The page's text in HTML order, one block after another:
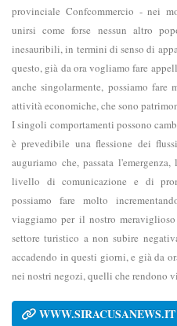
provinciale Confcommercio - nei
unirsi come forse nessun altro
inesauribili, in termini di senso di
questo, già da ora vogliamo fare
anche singolarmente, possiamo
attività economiche, che sono
I singoli comportamenti possono
è prevedibile una flessione dei
auguriamo che, passata
livello di comunicazione e di
possiamo fare molto
viaggiamo per il nostro
settore turistico a non subire
accadendo in questi giorni, e già da
nei nostri negozi, quelli che rendono
WWW.SIRACUSANEWS.IT